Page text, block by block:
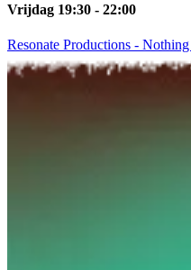
Vrijdag 19:30 - 22:00
Resonate Productions -